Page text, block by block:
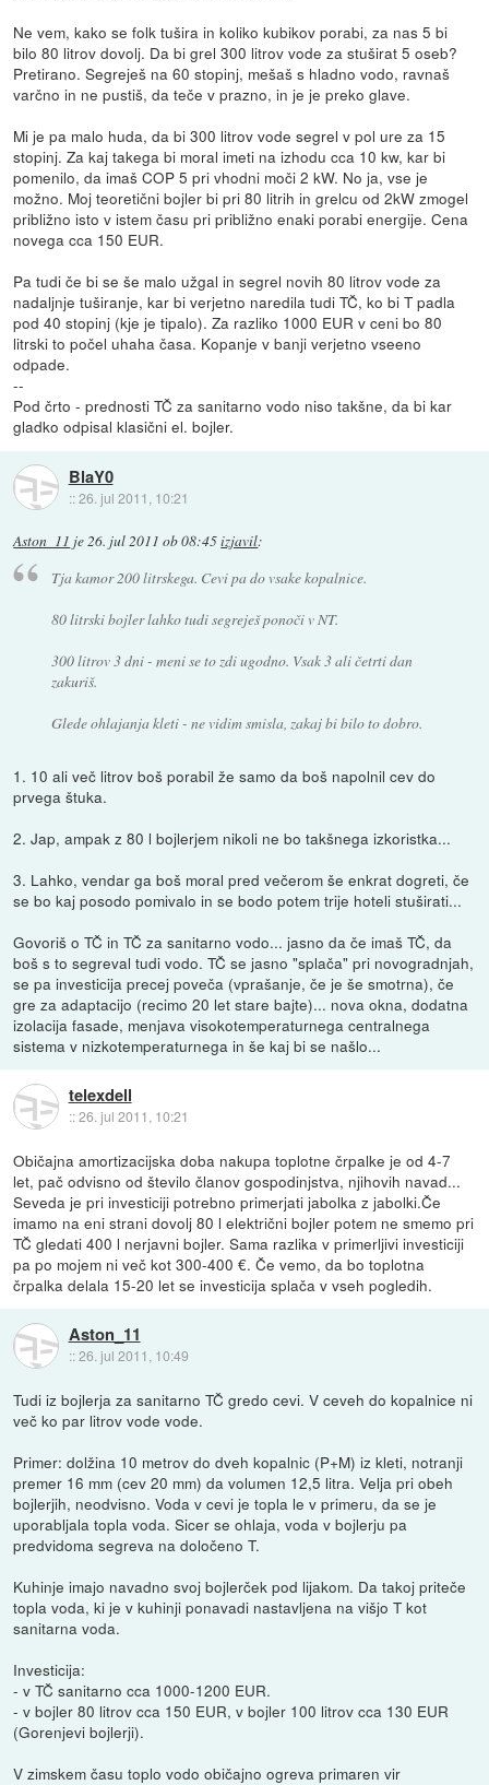
Ne vem, kako se folk tušira in koliko kubikov porabi, za nas 5 bi
bilo 80 litrov dovolj. Da bi grel 300 litrov vode za stuširat 5 oseb?
Pretirano. Segreješ na 60 stopinj, mešaš s hladno vodo, ravnaš
varčno in ne pustiš, da teče v prazno, in je je preko glave.
Mi je pa malo huda, da bi 300 litrov vode segrel v pol ure za 15
stopinj. Za kaj takega bi moral imeti na izhodu cca 10 kw, kar bi
pomenilo, da imaš COP 5 pri vhodni moči 2 kW. No ja, vse je
možno. Moj teoretični bojler bi pri 80 litrih in grelcu od 2kW zmogel
približno isto v istem času pri približno enaki porabi energije. Cena
novega cca 150 EUR.
Pa tudi če bi se še malo užgal in segrel novih 80 litrov vode za
nadaljnje tuširanje, kar bi verjetno naredila tudi TČ, ko bi T padla
pod 40 stopinj (kje je tipalo). Za razliko 1000 EUR v ceni bo 80
litrski to počel uhaha časa. Kopanje v banji verjetno vseeno
odpade.
--
Pod črto - prednosti TČ za sanitarno vodo niso takšne, da bi kar
gladko odpisal klasični el. bojler.
BlaY0
::26. jul 2011, 10:21
Aston_11 je26. jul 2011 ob 08:45izjavil:
Tja kamor 200 litrskega. Cevi pa do vsake kopalnice.
80 litrski bojler lahko tudi segreješ ponoči v NT.
300 litrov 3 dni - meni se to zdi ugodno. Vsak 3 ali četrti dan
zakuriš.
Glede ohlajanja kleti - ne vidim smisla, zakaj bi bilo to dobro.
1. 10 ali več litrov boš porabil že samo da boš napolnil cev do
prvega štuka.
2. Jap, ampak z 80 l bojlerjem nikoli ne bo takšnega izkoristka...
3. Lahko, vendar ga boš moral pred večerom še enkrat dogreti, če
se bo kaj posodo pomivalo in se bodo potem trije hoteli stuširati...
Govoriš o TČ in TČ za sanitarno vodo... jasno da če imaš TČ, da
boš s to segreval tudi vodo. TČ se jasno "splača" pri novogradnjah,
se pa investicija precej poveča (vprašanje, če je še smotrna), če
gre za adaptacijo (recimo 20 let stare bajte)... nova okna, dodatna
izolacija fasade, menjava visokotemperaturnega centralnega
sistema v nizkotemperaturnega in še kaj bi se našlo...
telexdell
::26. jul 2011, 10:21
Običajna amortizacijska doba nakupa toplotne črpalke je od 4-7
let, pač odvisno od število članov gospodinjstva, njihovih navad...
Seveda je pri investiciji potrebno primerjati jabolka z jabolki.Če
imamo na eni strani dovolj 80 l električni bojler potem ne smemo pri
TČ gledati 400 l nerjavni bojler. Sama razlika v primerljivi investiciji
pa po mojem ni več kot 300-400 €. Če vemo, da bo toplotna
črpalka delala 15-20 let se investicija splača v vseh pogledih.
Aston_11
::26. jul 2011, 10:49
Tudi iz bojlerja za sanitarno TČ gredo cevi. V ceveh do kopalnice ni
več ko par litrov vode vode.
Primer: dolžina 10 metrov do dveh kopalnic (P+M) iz kleti, notranji
premer 16 mm (cev 20 mm) da volumen 12,5 litra. Velja pri obeh
bojlerjih, neodvisno. Voda v cevi je topla le v primeru, da se je
uporabljala topla voda. Sicer se ohlaja, voda v bojlerju pa
predvidoma segreva na določeno T.
Kuhinje imajo navadno svoj bojlerček pod lijakom. Da takoj priteče
topla voda, ki je v kuhinji ponavadi nastavljena na višjo T kot
sanitarna voda.
Investicija:
- v TČ sanitarno cca 1000-1200 EUR.
- v bojler 80 litrov cca 150 EUR, v bojler 100 litrov cca 130 EUR
(Gorenjevi bojlerji).
V zimskem času toplo vodo običajno ogreva primaren vir